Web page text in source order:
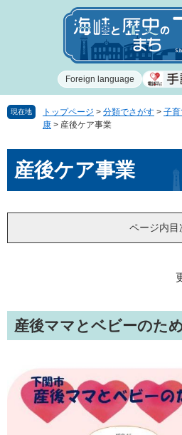
で
ば
Foreign language
現在地 トップページ > 分類でさがす > 子
康 > 産後ケア事業
文産後ケア事業
ページ内目
産後ママとベビーのた